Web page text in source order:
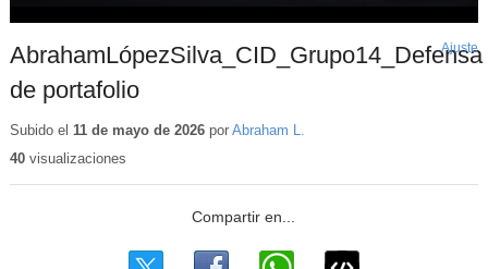
AbrahamLópezSilva_CID_Grupo14_Defensa
de portafolio
Ajuste
Subido el 11 de mayo de 2026por Abraham L.
40visualizaciones